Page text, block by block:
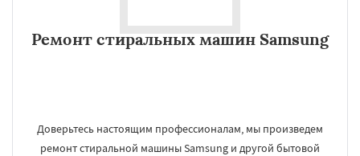
Ремонт стиральных машин Samsung
Доверьтесь настоящим профессионалам, мы произведем
ремонт стиральной машины Samsung и другой бытовой